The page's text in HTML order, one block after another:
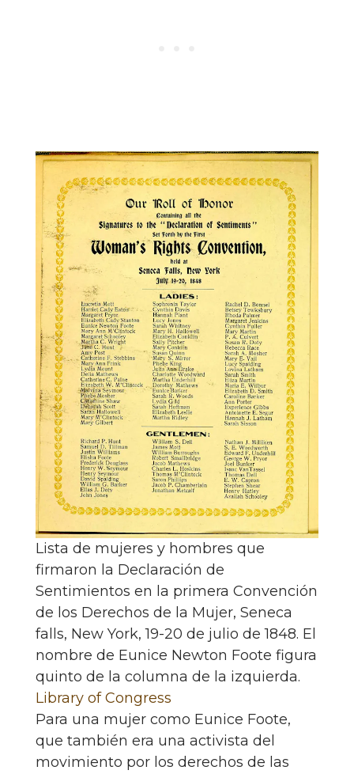
Lista de mujeres y hombres que
firmaron la Declaración de
Sentimientos en la primera Convención
de los Derechos de la Mujer, Seneca
falls, New York, 19-20 de julio de 1848. El
nombre de Eunice Newton Foote figura
quinto de la columna de la izquierda.
Library of Congress
Para una mujer como Eunice Foote,
que también era una activista del
movimiento por los derechos de las